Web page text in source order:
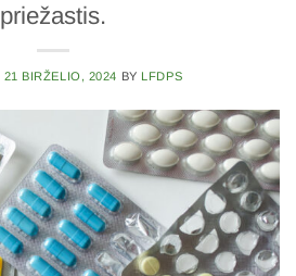
priežastis.
21 BIRŽELIO, 2024 BY LFDPS